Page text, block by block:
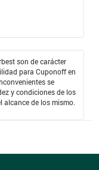
son de carácter
para Cuponoff en
se
y condiciones de los
alcance de los mismo.